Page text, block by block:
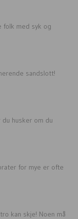
folk med syk og
sandslott!
du husker om du
for mye er ofte
kan skje! Noen må